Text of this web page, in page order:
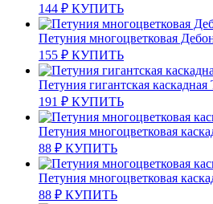
144 ₽ КУПИТЬ
Петуния многоцветковая
155 ₽ КУПИТЬ
Петуния гигантская
191 ₽ КУПИТЬ
Петуния многоцветковая
88 ₽ КУПИТЬ
Петуния многоцветковая
88 ₽ КУПИТЬ